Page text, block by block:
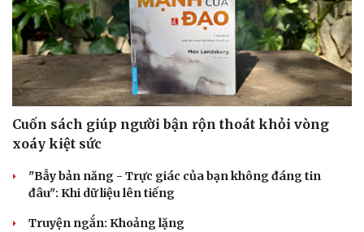
Cuốn sách giúp người bận rộn thoát khỏi vòng
xoáy kiệt sức
"Bẫy bản năng - Trực giác của bạn không đáng tin
đâu": Khi dữ liệu lên tiếng
Truyện ngắn: Khoảng lặng